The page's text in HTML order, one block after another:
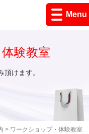
Menu
> ワークショップ・体験教室
験教室
けます。